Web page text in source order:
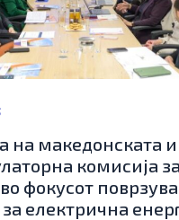
на македонската и
комисија за
фокусот
електрична